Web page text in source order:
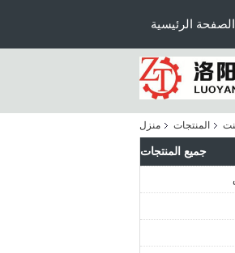
الصفحة الرئيسية
منزل المنتجات
جميع المنتجات